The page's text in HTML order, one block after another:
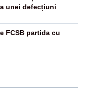
unei defecțiuni
FCSB partida cu